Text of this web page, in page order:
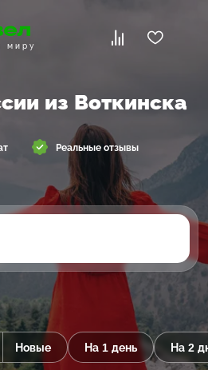
миру
из Воткинска
Реальные отзывы
Новые На 1 день На 2